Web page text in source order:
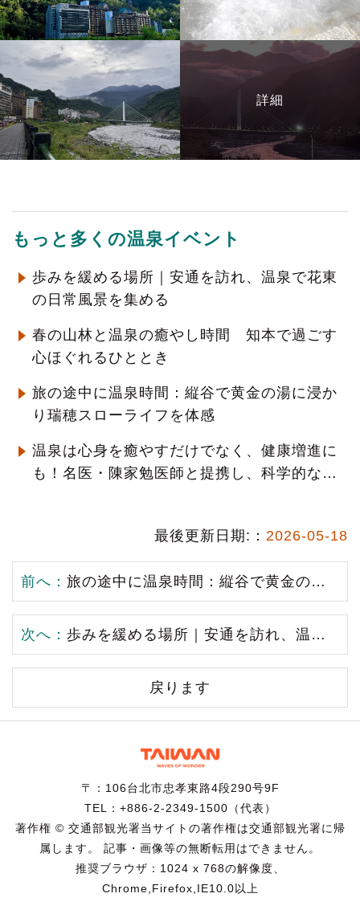
詳細
もっと多くの温泉イベント
歩みを緩める場所｜安通を訪れ、温泉で花東
の日常風景を集める
春の山林と温泉の癒やし時間 知本で過ごす
心ほぐれるひととき
旅の途中に温泉時間：縦谷で黄金の湯に浸か
り瑞穂スローライフを体感
温泉は心身を癒やすだけでなく、健康増進に
も！名医・陳家勉医師と提携し、科学的な
最後更新日期:： 2026-05-18
前へ： 旅の途中に温泉時間：縦谷で黄金の湯に浸かり瑞穂スローライフを体感
次へ： 歩みを緩める場所｜安通を訪れ、温泉で花東の日常風景を集める
戻ります
〒：106台北市忠孝東路4段290号9F
TEL：+886-2-2349-1500（代表）
著作権 © 交通部観光署当サイトの著作権は交通部観光署に帰
属します。 記事・画像等の無断転用はできません。
推奨ブラウザ：1024 x 768の解像度、
Chrome,Firefox,IE10.0以上